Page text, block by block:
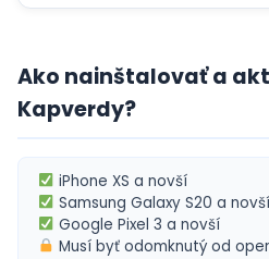
Ako nainštalovať a
Kapverdy?
iPhone XS a novší
Samsung Galaxy S20 a novší
Google Pixel 3 a novší
Musí byťodomknutý od